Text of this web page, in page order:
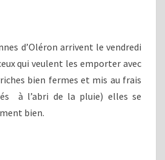
d’Oléron arrivent le vendredi
qui veulent les emporter avec
bien fermes et mis au frais
à l’abri de la pluie) elles se
bien.